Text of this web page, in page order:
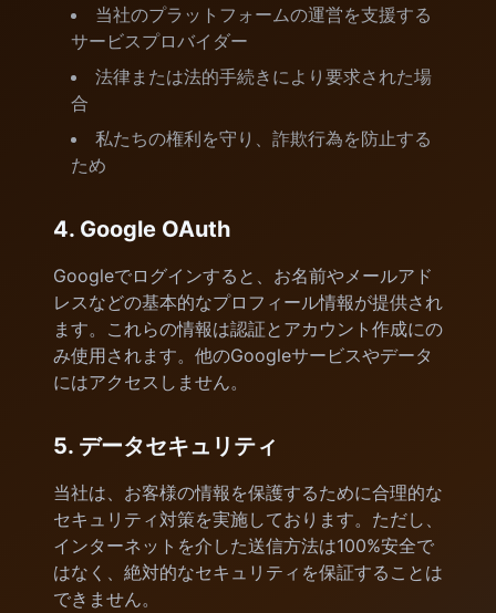
当社のプラットフォームの運営を支援する
サービスプロバイダー
法律または法的手続きにより要求された場
合
私たちの権利を守り、詐欺行為を防止する
ため
4. Google OAuth
Googleでログインすると、お名前やメールアド
レスなどの基本的なプロフィール情報が提供され
ます。これらの情報は認証とアカウント作成にの
み使用されます。他のGoogleサービスやデータ
にはアクセスしません。
5. データセキュリティ
当社は、お客様の情報を保護するために合理的な
セキュリティ対策を実施しております。ただし、
インターネットを介した送信方法は100%安全で
はなく、絶対的なセキュリティを保証することは
できません。